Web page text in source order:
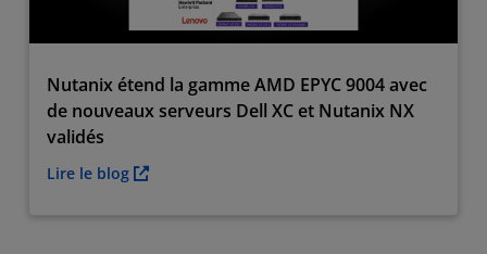
Nutanix étend la gamme AMD EPYC 9004 avec
de nouveaux serveurs Dell XC et Nutanix NX
validés
Lire le blog